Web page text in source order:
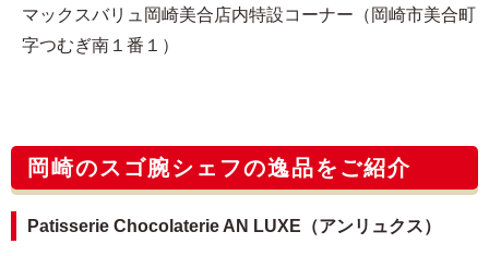
マックスバリュ岡崎美合店内特設コーナー（岡崎市美合町
字つむぎ南１番１）
岡崎のスゴ腕シェフの逸品をご紹介
Patisserie Chocolaterie AN LUXE（アンリュクス）